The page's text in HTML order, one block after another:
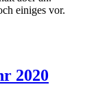
einiges vor.
2020